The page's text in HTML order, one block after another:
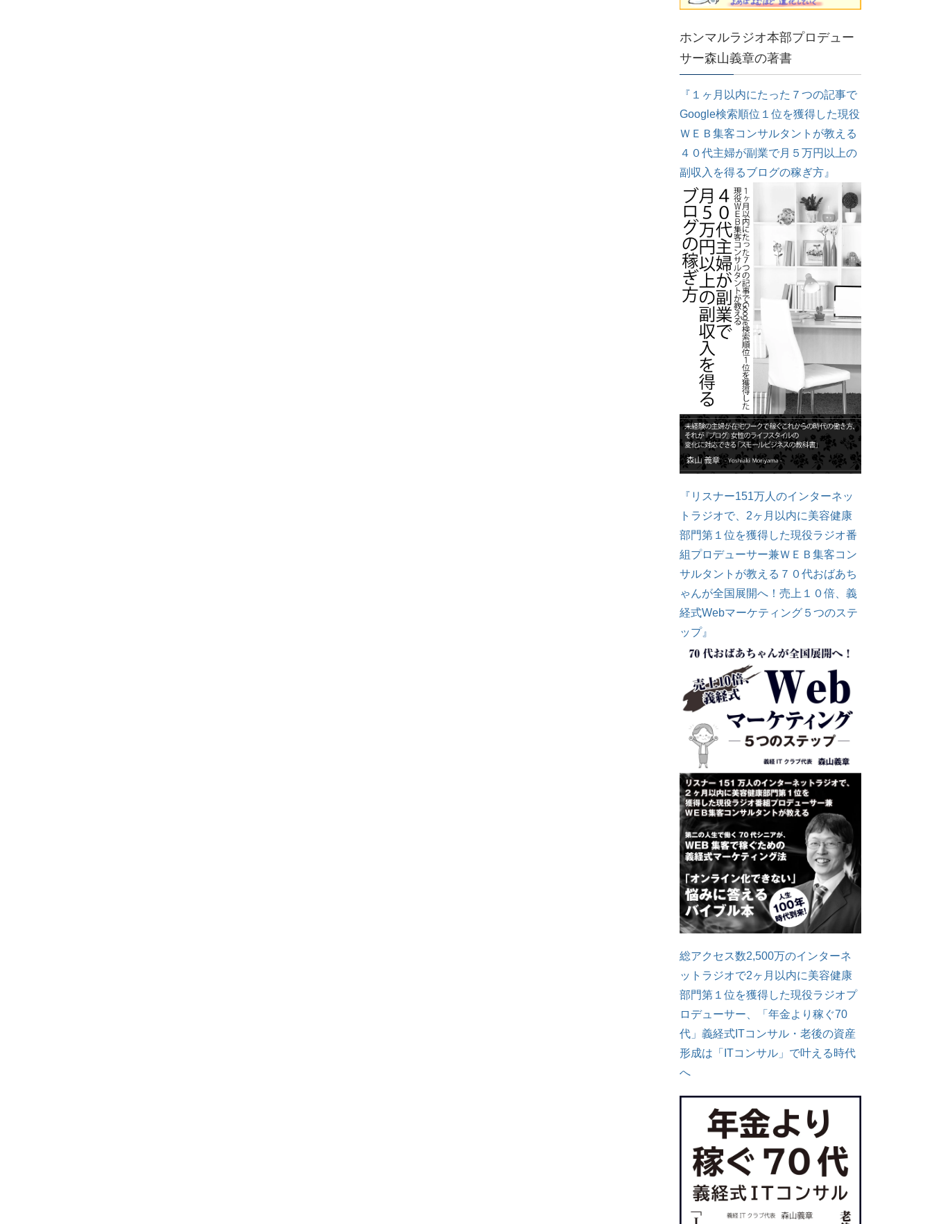
ホンマルラジオ本部プロデュー
サー森山義章の著書
『１ヶ月以内にたった７つの記事で
Google検索順位１位を獲得した現役
ＷＥＢ集客コンサルタントが教える
４０代主婦が副業で月５万円以上の
副収入を得るブログの稼ぎ方』
『リスナー151万人のインターネッ
トラジオで、2ヶ月以内に美容健康
部門第１位を獲得した現役ラジオ番
組プロデューサー兼ＷＥＢ集客コン
サルタントが教える７０代おばあち
ゃんが全国展開へ！売上１０倍、義
経式Webマーケティング５つのステ
ップ』
総アクセス数2,500万のインターネ
ットラジオで2ヶ月以内に美容健康
部門第１位を獲得した現役ラジオプ
ロデューサー、「年金より稼ぐ70
代」義経式ITコンサル・老後の資産
形成は「ITコンサル」で叶える時代
へ